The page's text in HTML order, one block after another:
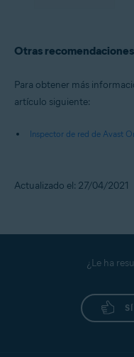
Otras recomendaciones
Para obtener más
artículo siguiente:
Inspector de red de Avast
Actualizado el: 27/04/2021
¿Le ha
SÍ